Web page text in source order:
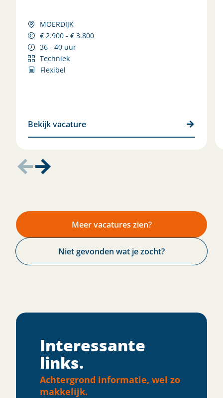
MOERDIJK
€ 2.900 - € 3.800
36 - 40 uur
Techniek
Flexibel
Bekijk vacature
Meer vacatures zien?
Niet gevonden wat je zocht?
Interessante
links.
Achtergrond informatie, wel zo
makkelijk.